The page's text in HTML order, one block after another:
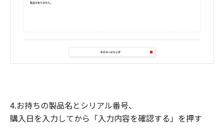
4.お持ちの製品名とシリアル番号、
購入日を入力してから「入力内容を確認する」を押す